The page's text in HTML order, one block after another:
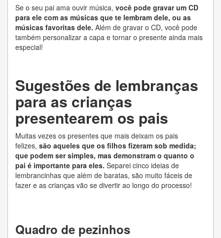
Se o seu pai ama ouvir música, você pode gravar um CD
para ele com as músicas que te lembram dele, ou as
músicas favoritas dele. Além de gravar o CD, você pode
também personalizar a capa e tornar o presente ainda mais
especial!
Sugestões de lembranças
para as crianças
presentearem os pais
Muitas vezes os presentes que mais deixam os pais
felizes, são aqueles que os filhos fizeram sob medida;
que podem ser simples, mas demonstram o quanto o
pai é importante para eles. Separei cinco ideias de
lembrancinhas que além de baratas, são muito fáceis de
fazer e as crianças vão se divertir ao longo do processo!
Quadro de pezinhos